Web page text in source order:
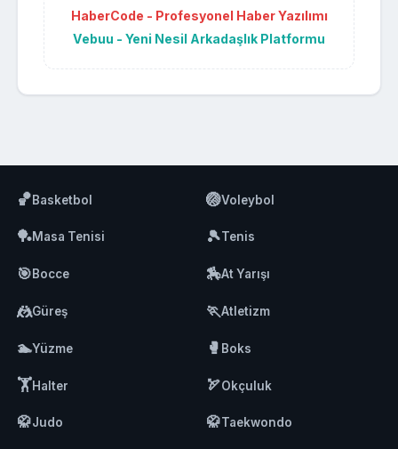
HaberCode - Profesyonel Haber Yazılımı
Vebuu - Yeni Nesil Arkadaşlık Platformu
🏀Basketbol 🏐Voleybol
🏓Masa Tenisi 🎾Tenis
🎯Bocce 🏇At Yarışı
🤼Güreş 🏃Atletizm
🏊Yüzme 🥊 Boks
🏋️Halter 🏹Okçuluk
🥋Judo 🥋Taekwondo